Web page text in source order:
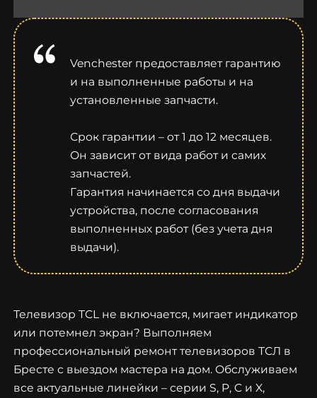
Venchester предоставляет гарантию
и на выполненные работы и на
установленные запчасти.
Срок гарантии – от 1 до 12 месяцев.
Он зависит от вида работ и самих
запчастей.
Гарантия начинается со дня выдачи
устройства, после согласования
выполненных работ (без учета дня
выдачи).
Телевизор TCL не включается, мигает индикатор
или потемнел экран? Выполняем
профессиональный ремонт телевизоров ТСЛ в
Бресте с выездом мастера на дом. Обслуживаем
все актуальные линейки – серии S, P, C и X,